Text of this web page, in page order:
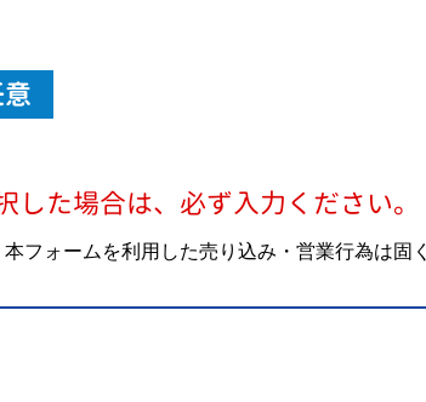
た場合は、必ず入力ください。
フォームを利用した売り込み・営業行為は固